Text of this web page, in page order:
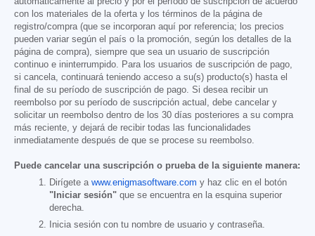
con los materiales de la oferta y los términos de la página de
registro/compra (que se incorporan aquí por referencia; los precios
pueden variar según el país o la promoción, según los detalles de la
página de compra), siempre que sea un usuario de suscripción
continuo e ininterrumpido. Para los usuarios de suscripción de pago,
si cancela, continuará teniendo acceso a su(s) producto(s) hasta el
final de su período de suscripción de pago. Si desea recibir un
reembolso por su período de suscripción actual, debe cancelar y
solicitar un reembolso dentro de los 30 días posteriores a su compra
más reciente, y dejará de recibir todas las funcionalidades
inmediatamente después de que se procese su reembolso.
Puede cancelar una suscripción o prueba de la siguiente manera:
Dirígete a www.enigmasoftware.com y haz clic en el botón
"Iniciar sesión" que se encuentra en la esquina superior
derecha.
Inicia sesión con tu nombre de usuario y contraseña.